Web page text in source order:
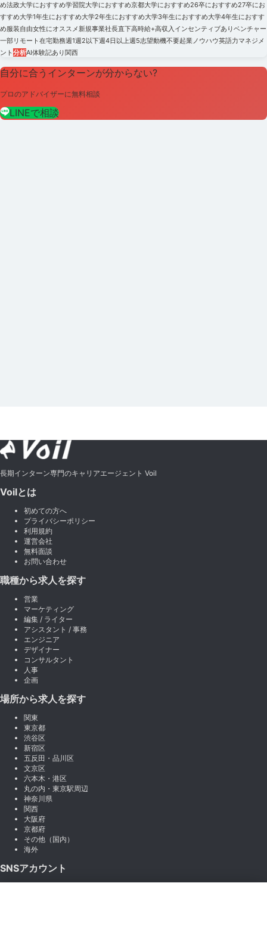
め法政大学におすすめ学習院大学におすすめ京都大学におすすめ26卒におすすめ27卒にお
すすめ大学1年生におすすめ大学2年生におすすめ大学3年生におすすめ大学4年生におすす
め服装自由女性にオススメ新規事業社長直下高時給+高収入 インセンティブありベンチャー
一部リモート在宅勤務週1週2以下週4日以上週5志望動機不要起業ノウハウ英語力マネジメ
ント分析AI体験記あり関西
自分に合うインターンが分からない?
プロのアドバイザーに無料相談
LINEで相談
長期インターン専門のキャリアエージェント Voil
Voilとは
初めての方へ
プライバシーポリシー
利用規約
運営会社
無料面談
お問い合わせ
職種から求人を探す
営業
マーケティング
編集 / ライター
アシスタント / 事務
エンジニア
デザイナー
コンサルタント
人事
企画
場所から求人を探す
関東
東京都
渋谷区
新宿区
五反田・品川区
文京区
六本木・港区
丸の内・東京駅周辺
神奈川県
関西
大阪府
京都府
その他（国内）
海外
SNSアカウント